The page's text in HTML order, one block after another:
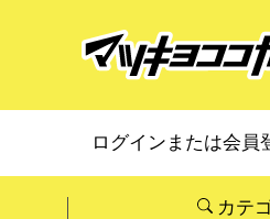
ログインまたは会員
カテ